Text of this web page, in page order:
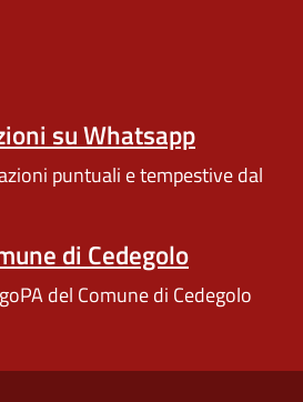
su Whatsapp
puntuali e tempestive dal
di Cedegolo
del Comune di Cedegolo